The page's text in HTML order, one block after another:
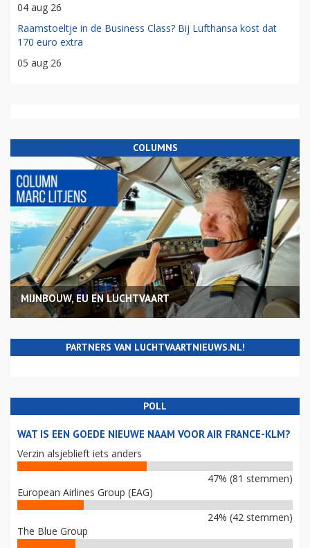
04 aug 26
Raamstoeltje in de Business Class? Bij Lufthansa kost dat
170 euro extra
05 aug 26
COLUMNS
MIJNBOUW, EU EN LUCHTVAART
PARTNERS VAN LUCHTVAARTNIEUWS.NL!
POLL
WAT IS EEN GOEDE NIEUWE NAAM VOOR AIR FRANCE-KLM?
Verzin alsjeblieft iets anders
47% (81 stemmen)
European Airlines Group (EAG)
24% (42 stemmen)
The Blue Group